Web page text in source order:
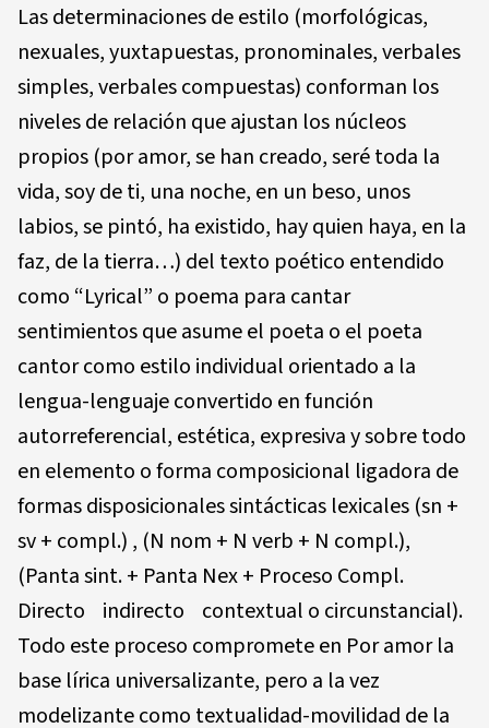
Las determinaciones de estilo (morfológicas,
nexuales, yuxtapuestas, pronominales, verbales
simples, verbales compuestas) conforman los
niveles de relación que ajustan los núcleos
propios (por amor, se han creado, seré toda la
vida, soy de ti, una noche, en un beso, unos
labios, se pintó, ha existido, hay quien haya, en la
faz, de la tierra…) del texto poético entendido
como “Lyrical” o poema para cantar
sentimientos que asume el poeta o el poeta
cantor como estilo individual orientado a la
lengua-lenguaje convertido en función
autorreferencial, estética, expresiva y sobre todo
en elemento o forma composicional ligadora de
formas disposicionales sintácticas lexicales (sn +
sv + compl.) , (N nom + N verb + N compl.),
(Panta sint. + Panta Nex + Proceso Compl.
Directo indirecto contextual o circunstancial).
Todo este proceso compromete en Por amor la
base lírica universalizante, pero a la vez
modelizante como textualidad-movilidad de la